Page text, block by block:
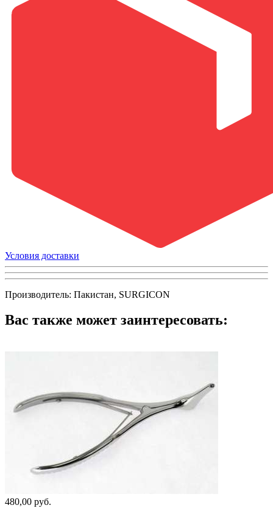
Условия доставки
Производитель: Пакистан, SURGICON
Вас также может заинтересовать:
480,00 руб.